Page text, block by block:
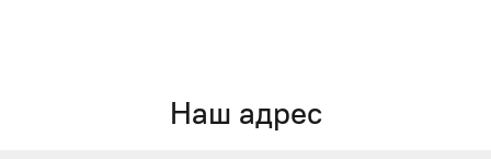
Наш адрес